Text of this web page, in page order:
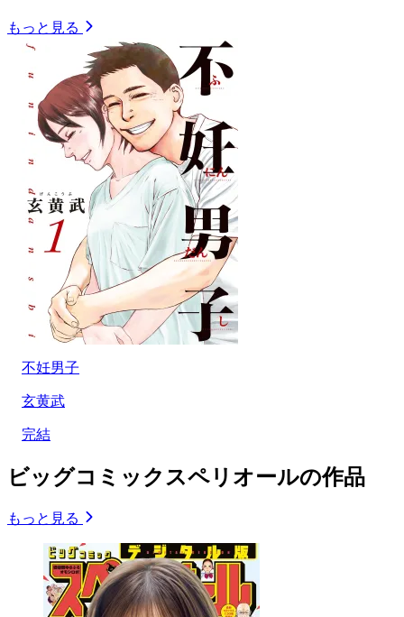
もっと見る
不妊男子
玄黄武
完結
ビッグコミックスペリオールの作品
もっと見る